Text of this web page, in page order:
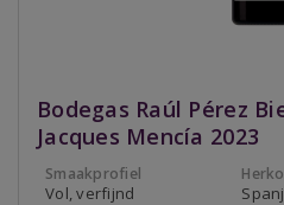
Bodegas Raúl Pérez
Jacques Mencía 2023
Smaakprofiel
Vol, verfijnd